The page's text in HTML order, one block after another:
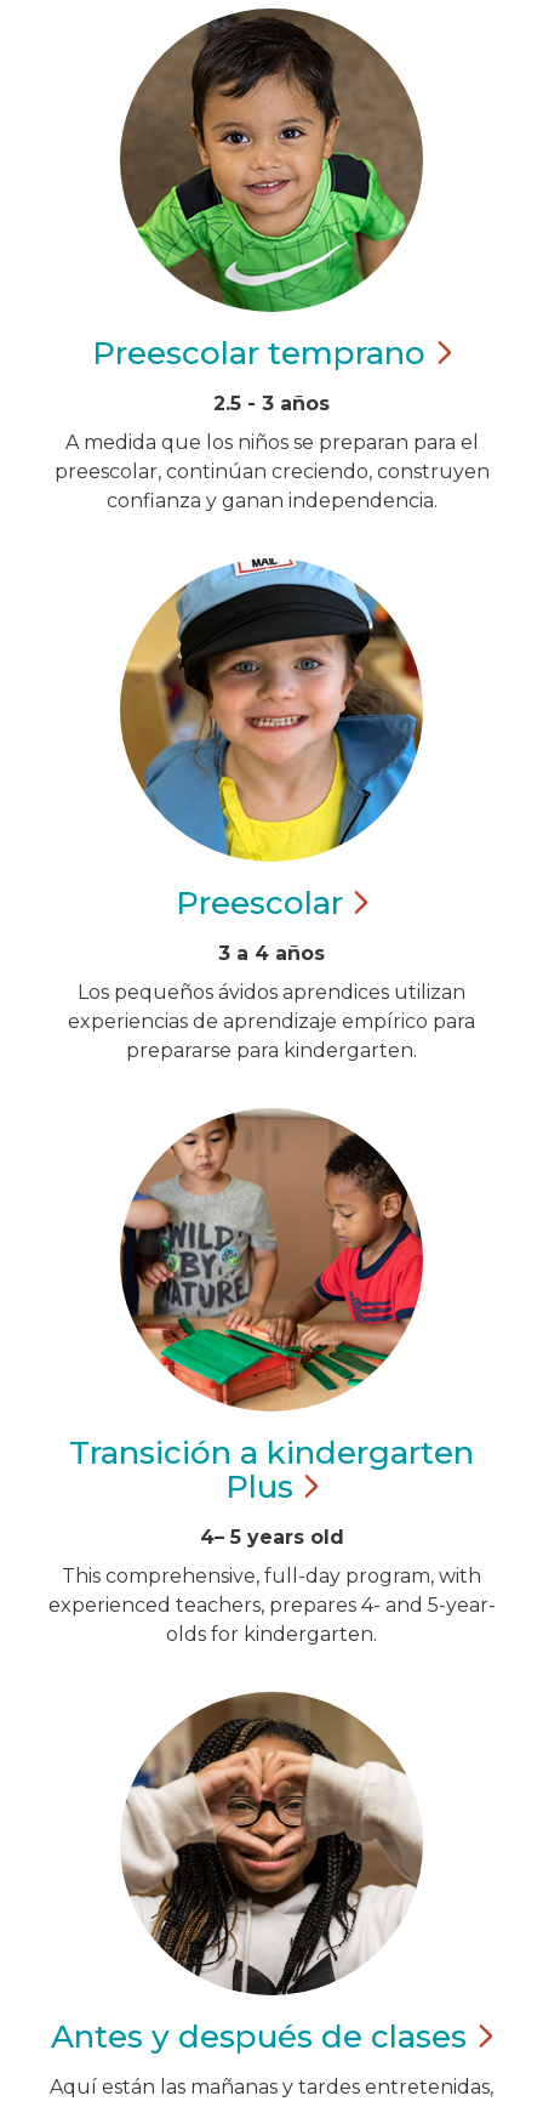
Preescolar temprano
2.5 - 3 años
A medida que los niños se preparan para el
preescolar, continúan creciendo, construyen
confianza y ganan independencia.
Preescolar
3 a 4 años
Los pequeños ávidos aprendices utilizan
experiencias de aprendizaje empírico para
prepararse para kindergarten.
Transición a kindergarten
Plus
4– 5 years old
This comprehensive, full-day program, with
experienced teachers, prepares 4- and 5-year-
olds for kindergarten.
Antes y después de clases
Aquí están las mañanas y tardes entretenidas,